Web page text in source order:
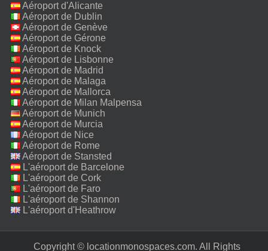
Aéroport d'Alicante
Aéroport de Dublin
Aéroport de Genève
Aéroport de Gérone
Aéroport de Knock
Aéroport de Lisbonne
Aéroport de Madrid
Aéroport de Malaga
Aéroport de Mallorca
Aéroport de Milan Malpensa
Aéroport de Munich
Aéroport de Murcia
Aéroport de Nice
Aéroport de Rome
Fiumicino
Aéroport de Stansted
L'aéroport de Barcelone
L'aéroport de Cork
L'aéroport de Faro
L'aéroport de Shannon
L'aéroport d'Heathrow
Copyright © locationmonospaces.com. All Rights